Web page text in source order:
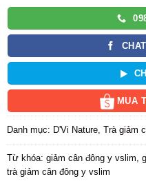
MUA
Danh mục: D'Vi Nature, Trà giảm
Từ khóa: giảm cân đông y vslim,
trà giảm cân đông y vslim